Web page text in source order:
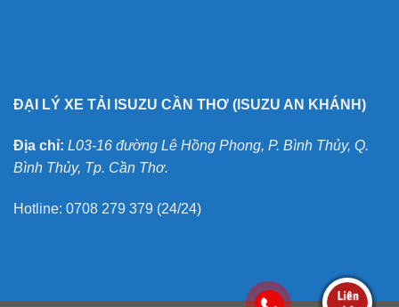
ĐẠI LÝ XE TẢI ISUZU CẦN THƠ (ISUZU AN KHÁNH)
Địa chỉ: L03-16 đường Lê Hồng Phong, P. Bình Thủy, Q.
Bình Thủy, Tp. Cần Thơ.
Hotline: 0708 279 379 (24/24)